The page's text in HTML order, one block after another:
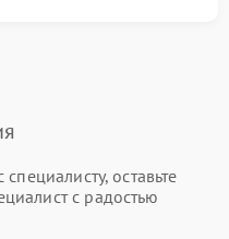
оставьте
с радостью